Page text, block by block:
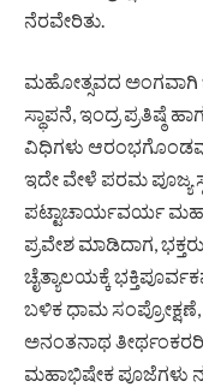
ನೆರವೇರಿತು.
ಮಹೋತ್ಸವದ ಅಂಗವಾಗಿ
ಸ್ಥಾಪನೆ, ಇಂದ್ರ ಪ್ರತಿಷ್ಠೆ
ವಿಧಿಗಳು
ಇದೇ ವೇಳೆ ಪರಮ ಪೂಜ್ಯ
ಪಟ್ಟಾಚಾರ್ಯವರ್ಯ
ಪ್ರವೇಶ ಮಾಡಿದಾಗ,
ಚೈತ್ಯಾಲಯಕ್ಕೆ
ಬಳಿಕ ಧಾಮ
ಅನಂತನಾಥ
ಮಹಾಭಿಷೇಕ ಪೂಜೆಗಳು